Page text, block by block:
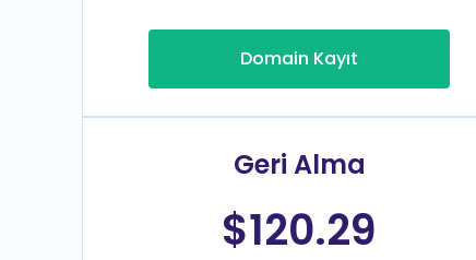
Domain Kayıt
Geri Alma
$120.29